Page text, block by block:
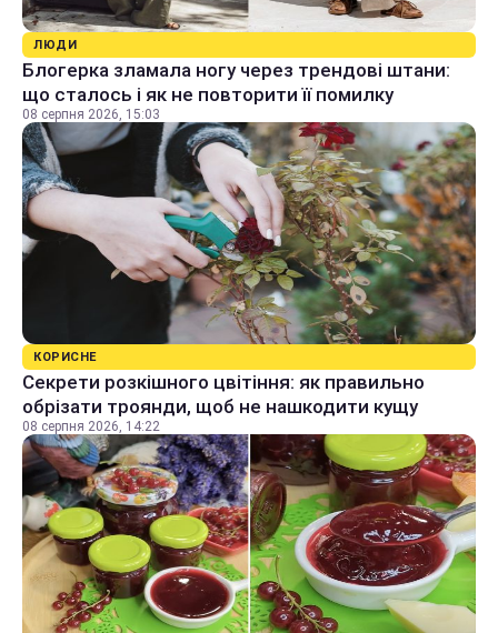
ЛЮДИ
Блогерка зламала ногу через трендові штани:
що сталось і як не повторити її помилку
08 серпня 2026, 15:03
КОРИСНЕ
Секрети розкішного цвітіння: як правильно
обрізати троянди, щоб не нашкодити кущу
08 серпня 2026, 14:22